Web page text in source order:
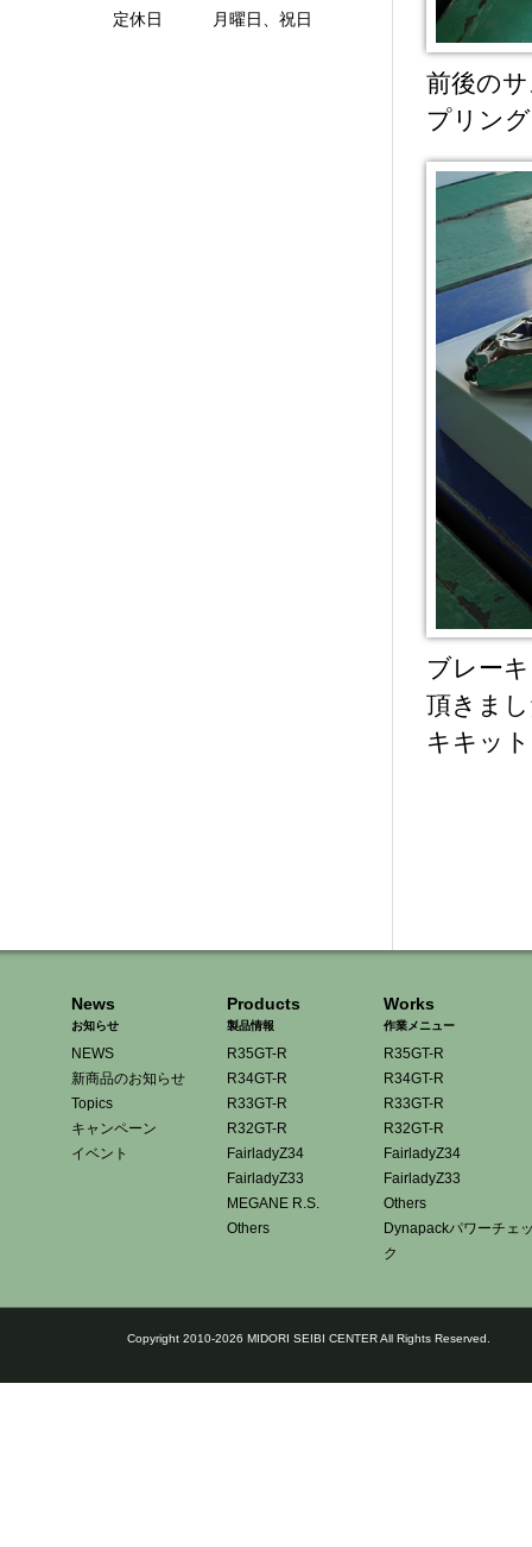
前後の
プリン
ブレー
頂きま
キキッ
定休日 月曜日、祝日
News
お知らせ
NEWS
新商品のお知らせ
Topics
キャンペーン
イベント
Products
製品情報
R35GT-R
R34GT-R
R33GT-R
R32GT-R
FairladyZ34
FairladyZ33
MEGANE R.S.
Others
Works
作業メニュー
R35GT-R
R34GT-R
R33GT-R
R32GT-R
FairladyZ34
FairladyZ33
Others
Dynapackパワーチェ
ク
Copyright 2010-2026 MIDORI SEIBI CENTER All Rights Reserved.